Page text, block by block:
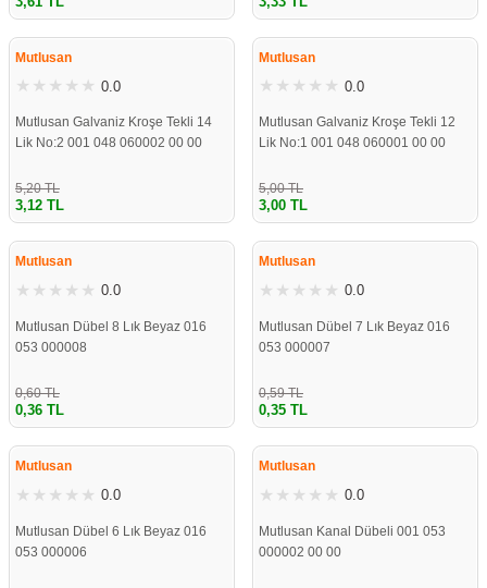
Mutlusan
0.0
Mutlusan Galvaniz Kroşe Tekli 14
Lik No:2 001 048 060002 00 00
5,20 TL
3,12 TL
Mutlusan
0.0
Mutlusan Galvaniz Kroşe Tekli 12
Lik No:1 001 048 060001 00 00
5,00 TL
3,00 TL
Mutlusan
0.0
Mutlusan Dübel 8 Lık Beyaz 016
053 000008
0,60 TL
0,36 TL
Mutlusan
0.0
Mutlusan Dübel 7 Lık Beyaz 016
053 000007
0,59 TL
0,35 TL
Mutlusan
0.0
Mutlusan Dübel 6 Lık Beyaz 016
053 000006
Mutlusan
0.0
Mutlusan Kanal Dübeli 001 053
000002 00 00